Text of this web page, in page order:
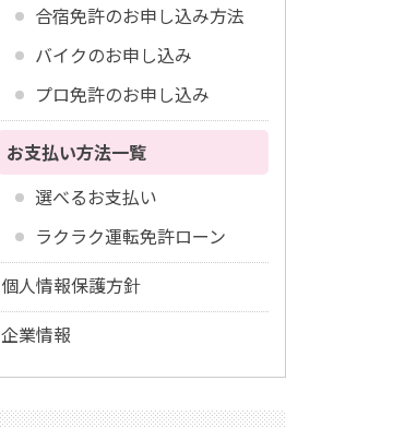
合宿免許のお申し込み方法
バイクのお申し込み
プロ免許のお申し込み
お支払い方法一覧
選べるお支払い
ラクラク運転免許ローン
個人情報保護方針
企業情報